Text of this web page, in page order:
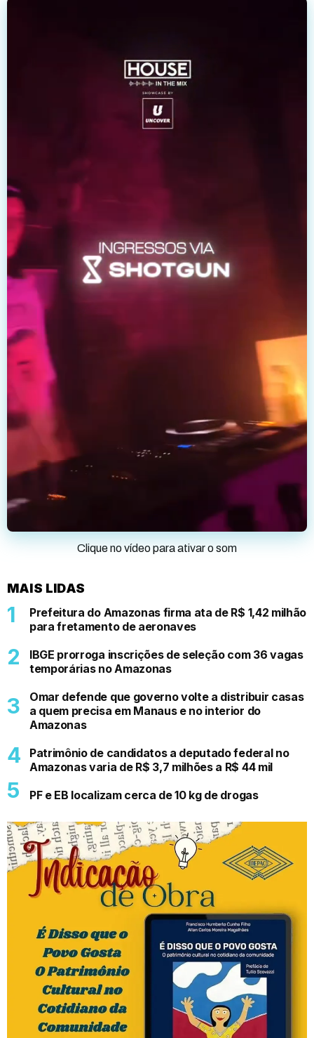
Clique no vídeo para ativar o som
MAIS LIDAS
Prefeitura do Amazonas firma ata de R$ 1,42 milhão
para fretamento de aeronaves
IBGE prorroga inscrições de seleção com 36 vagas
temporárias no Amazonas
Omar defende que governo volte a distribuir casas
a quem precisa em Manaus e no interior do
Amazonas
Patrimônio de candidatos a deputado federal no
Amazonas varia de R$ 3,7 milhões a R$ 44 mil
PF e EB localizam cerca de 10 kg de drogas